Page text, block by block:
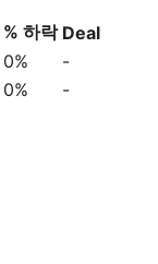
% 하락 Deal
0%
-
0% -